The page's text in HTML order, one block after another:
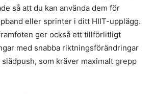
så att du kan använda dem för
eller sprinter i ditt HIIT-upplägg.
ger också ett tillförlitligt
med snabba riktningsförändringar
som kräver maximalt grepp